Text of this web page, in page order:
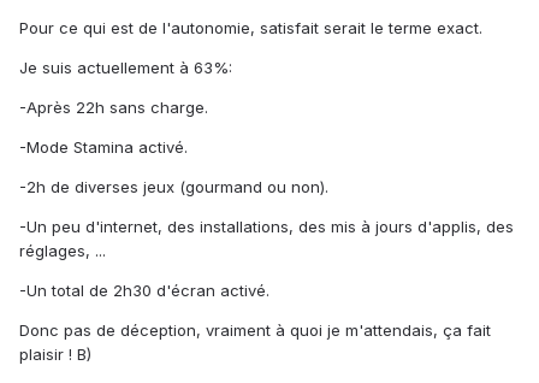
Pour ce qui est de l'autonomie, satisfait serait le terme exact.
Je suis actuellement à 63%:
-Après 22h sans charge.
-Mode Stamina activé.
-2h de diverses jeux (gourmand ou non).
-Un peu d'internet, des installations, des mis à jours d'applis, des
réglages, ...
-Un total de 2h30 d'écran activé.
Donc pas de déception, vraiment à quoi je m'attendais, ça fait
plaisir ! B)